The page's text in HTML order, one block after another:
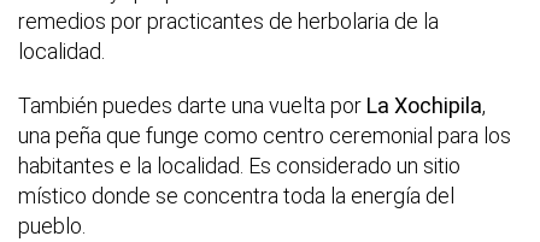
remedios por practicantes de herbolaria de la
localidad.
También puedes darte una vuelta por La Xochipila,
una peña que funge como centro ceremonial para los
habitantes e la localidad. Es considerado un sitio
místico donde se concentra toda la energía del
pueblo.